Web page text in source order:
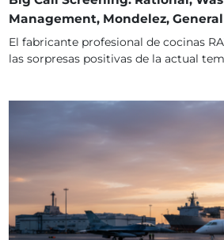
Management, Mondelez,
El fabricante profesional de cocinas
las sorpresas positivas de la actual